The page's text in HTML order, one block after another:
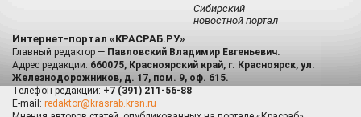
Сибирский
новостной портал
Интернет-портал «КРАСРАБ.РУ»
Главный редактор — Павловский Владимир Евгеньевич.
Адрес редакции: 660075, Красноярский край, г. Красноярск, ул.
Железнодорожников, д. 17, пом. 9, оф. 615.
Телефон редакции: +7 (391) 211-56-88
E-mail: redaktor@krasrab.krsn.ru